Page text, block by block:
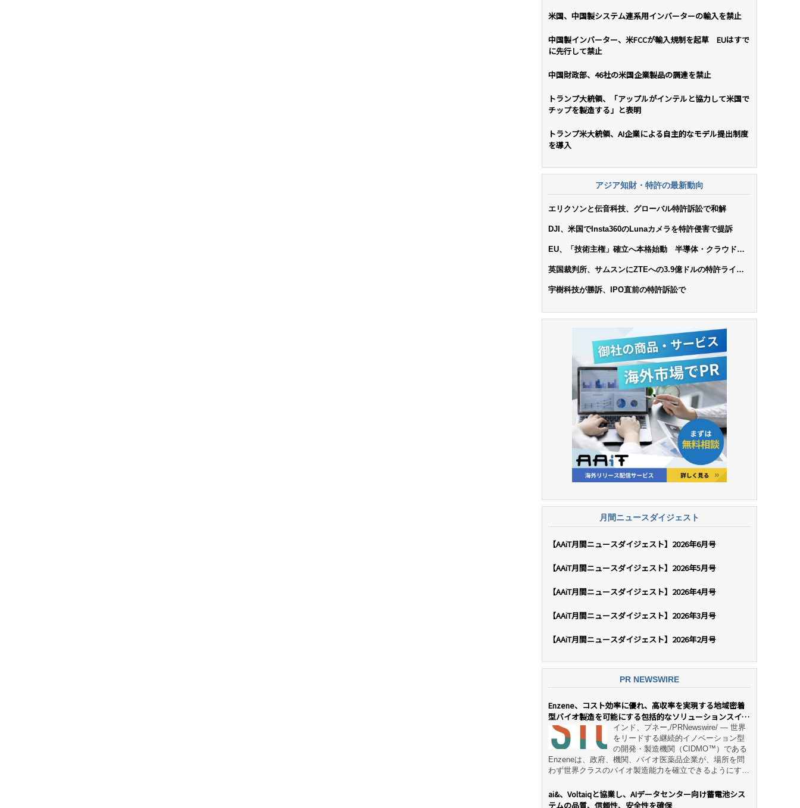
米国、中国製システム連系用インバーターの輸入を禁止
中国製インバーター、米FCCが輸入規制を起草 EUはすで
に先行して禁止
中国財政部、46社の米国企業製品の調達を禁止
トランプ大統領、「アップルがインテルと協力して米国で
チップを製造する」と表明
トランプ米大統領、AI企業による自主的なモデル提出制度
を導入
アジア知財・特許の最新動向
エリクソンと伝音科技、グローバル特許訴訟で和解
DJI、米国でInsta360のLunaカメラを特許侵害で提訴
EU、「技術主権」確立へ本格始動 半導体・クラウド・
英国裁判所、サムスンにZTEへの3.9億ドルの特許ライセ
宇樹科技が勝訴、IPO直前の特許訴訟で
月間ニュースダイジェスト
【AAiT月間ニュースダイジェスト】2026年6月号
【AAiT月間ニュースダイジェスト】2026年5月号
【AAiT月間ニュースダイジェスト】2026年4月号
【AAiT月間ニュースダイジェスト】2026年3月号
【AAiT月間ニュースダイジェスト】2026年2月号
PR NEWSWIRE
Enzene、コスト効率に優れ、高収率を実現する地域密着
型バイオ製造を可能にする包括的なソリューションスイー
ト「NeX™」 をリリースインド、プネー,/PRNewswire/ — 世界
をリードする継続的イノベーション型
の開発・製造機関（CIDMO™）である
Enzeneは、政府、機関、バイオ医薬品企業が、場所を問
わず世界クラスのバイオ製造能力を確立できるようにす
デル「NeX™」の立ち上げを発表しました。 同社の実績
あるEnzeneX® fully‑connected continuous
ai&、Voltaiqと協業し、AIデータセンター向け蓄電池シス
テムの品質、信頼性、安全性を確保